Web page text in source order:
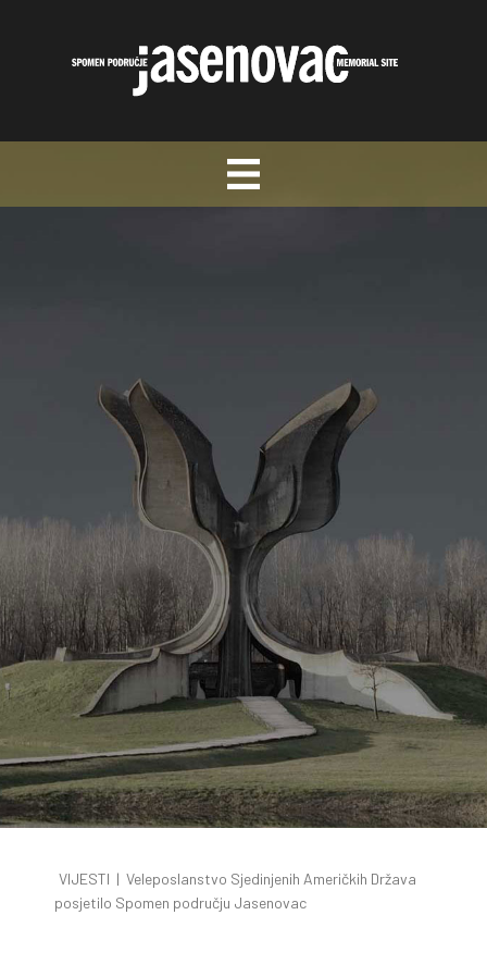
VIJESTI | Veleposlanstvo Sjedinjenih Američkih Država
posjetilo Spomen području Jasenovac